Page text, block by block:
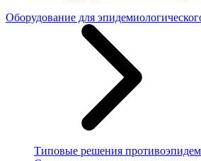
Оборудование для
Типовые решения